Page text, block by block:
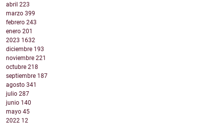
abril 223
marzo 399
febrero 243
enero 201
2023 1632
diciembre 193
noviembre 221
octubre 218
septiembre 187
agosto 341
julio 287
junio 140
mayo 45
2022 12